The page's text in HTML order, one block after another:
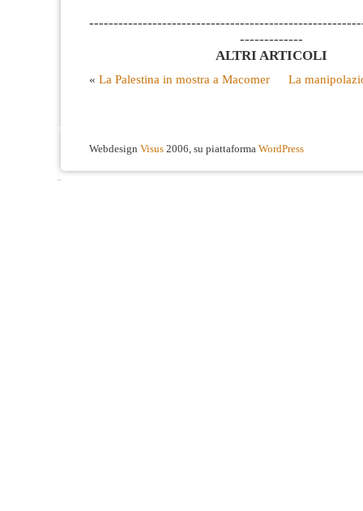
-------------
ALTRI ARTICOLI
« La Palestina in mostra a Macomer La
Webdesign Visus 2006, su piattaforma WordPress